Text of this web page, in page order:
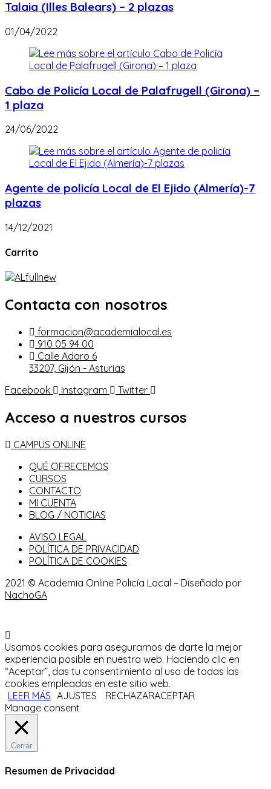
Talaia (Illes Balears) – 2 plazas
01/04/2022
Cabo de Policía Local de Palafrugell (Girona) –
1 plaza
24/06/2022
Agente de policía Local de El Ejido (Almería)-7
plazas
14/12/2021
Carrito
Contacta con nosotros
formacion@academialocal.es
910 05 94 00
Calle Adaro 6
33207, Gijón - Asturias
Facebook
Instagram Twitter
Acceso a nuestros cursos
CAMPUS ONLINE
QUÉ OFRECEMOS
CURSOS
CONTACTO
MI CUENTA
BLOG / NOTICIAS
AVISO LEGAL
POLÍTICA DE PRIVACIDAD
POLÍTICA DE COOKIES
2021 © Academia Online Policía Local – Diseñado por
NachoGA
Usamos cookies para asegurarnos de darte la mejor
experiencia posible en nuestra web. Haciendo clic en
“Aceptar”, das tu consentimiento al uso de todas las
cookies empleadas en este sitio web.
LEER MÁS AJUSTES RECHAZARACEPTAR
Manage consent
Cerrar
Resumen de Privacidad